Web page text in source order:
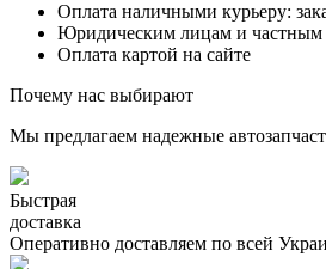
Оплата наличными курьеру:
Юридическим лицам и частным
Оплата картой на сайте
Почему нас выбирают
Мы предлагаем надежные
Быстрая
доставка
Оперативно доставляем по всей